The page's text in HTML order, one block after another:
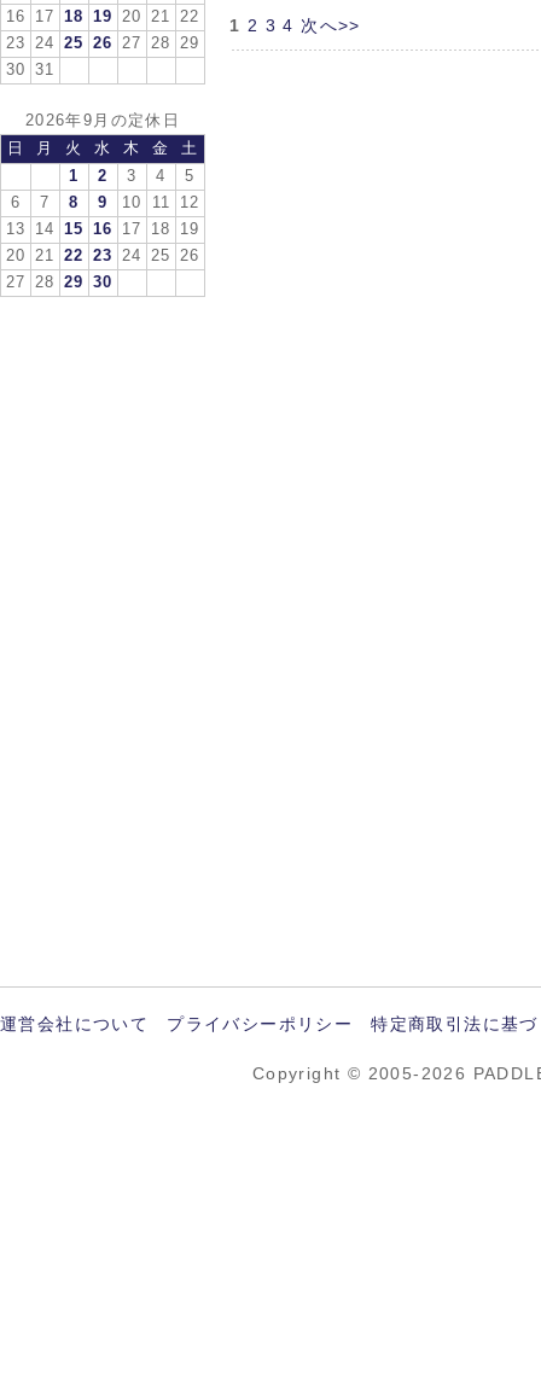
16
17 18 19 20 21
22
23
24 25 26 27 28
29
30
31
2026年9月の定休日
日
月 火 水 木 金
土
1
2 3 4
5
6
7 8 9 10 11
12
13
14 15 16 17 18
19
20
21 22 23 24 25
26
27
28 29 30
1 2 3 4 次へ>>
運営会社について プライバシーポリシー 特定商取引法に基
Copyright © 2005-2026